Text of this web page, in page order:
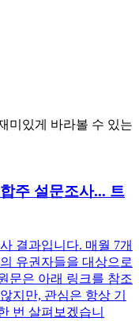
미있게 바라볼 수 있는
주 설문조사... 트
결과입니다. 매월 7개
유권자들을 대상으로
문은 아래 링크를 참조
지만, 관심은 항상 기
번 살펴보겠습니